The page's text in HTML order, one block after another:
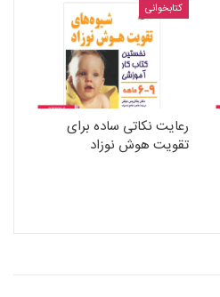
کتابخوانی
رعایت نکاتی ساده برای
تقویت هوش نوزاد